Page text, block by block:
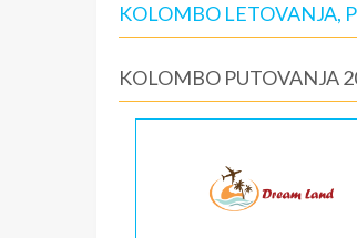
KOLOMBO LETOVANJA,
KOLOMBO PUTOVANJA